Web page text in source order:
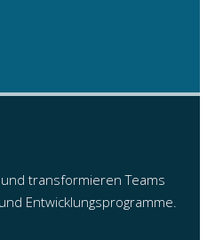
transformieren Teams
Entwicklungsprogramme.